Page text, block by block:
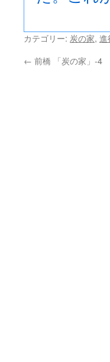
カテゴリー: 炭の家, 進
← 前橋 「炭の家」‐4